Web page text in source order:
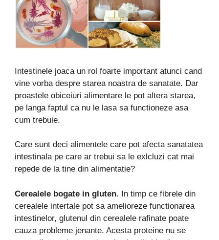
Intestinele joaca un rol foarte important atunci cand
vine vorba despre starea noastra de sanatate. Dar
proastele obiceiuri alimentare le pot altera starea,
pe langa faptul ca nu le lasa sa functioneze asa
cum trebuie.
Care sunt deci alimentele care pot afecta sanatatea
intestinala pe care ar trebui sa le exlcluzi cat mai
repede de la tine din alimentatie?
Cerealele bogate in gluten. In timp ce fibrele din
cerealele intertale pot sa amelioreze functionarea
intestinelor, glutenul din cerealele rafinate poate
cauza probleme jenante. Acesta proteine nu se